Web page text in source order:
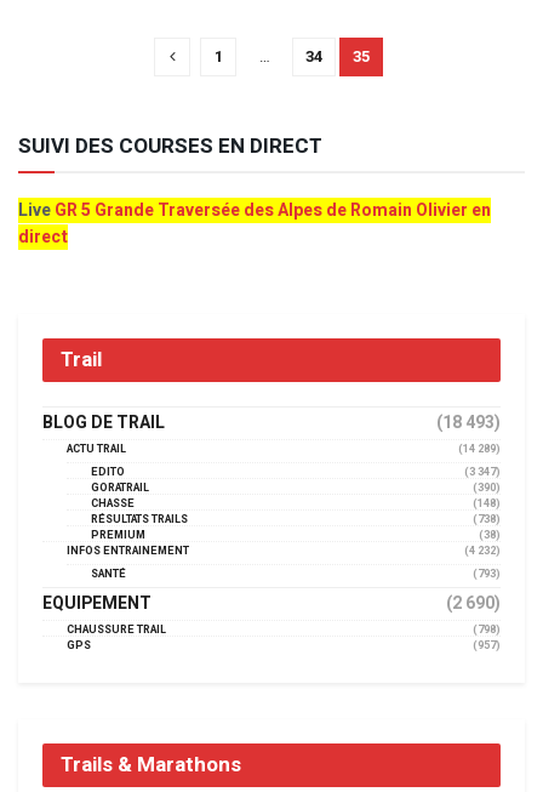
1 … 34 35
SUIVI DES COURSES EN DIRECT
LiveGR 5 Grande Traversée des Alpes de Romain Olivier en
direct
Trail
BLOG DE TRAIL (18 493)
ACTU TRAIL
(14 289)
EDITO
(3 347)
GORATRAIL
(390)
CHASSE
(148)
RÉSULTATS TRAILS
(738)
PREMIUM
(38)
INFOS ENTRAINEMENT
(4 232)
SANTÉ
(793)
EQUIPEMENT (2 690)
CHAUSSURE TRAIL
(798)
GPS
(957)
Trails & Marathons